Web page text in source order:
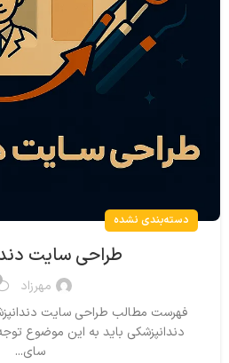
دسته‌بندی نشده
طراحی سایت
مهرزاد
فهرست مطالب طراحی سایت
دندانپزشکی باید به این موضوع
سای...